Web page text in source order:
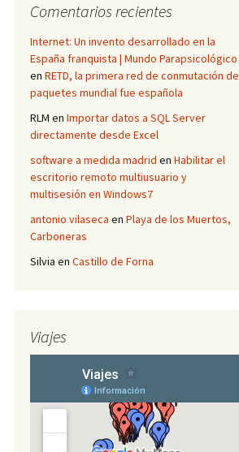
Comentarios recientes
Internet: Un invento desarrollado en la
España franquista | Mundo Parapsicológico
en RETD, la primera red de conmutación de
paquetes mundial fue española
RLM en Importar datos a SQL Server
directamente desde Excel
software a medida madrid en Habilitar el
escritorio remoto multiusuario y
multisesión en Windows7
antonio vilaseca en Playa de los Muertos,
Carboneras
Silvia en Castillo de Forna
Viajes